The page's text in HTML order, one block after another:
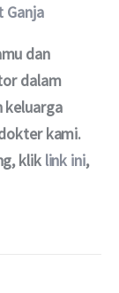
Ganja
dan
dalam
keluarga
kami.
klik link ini,